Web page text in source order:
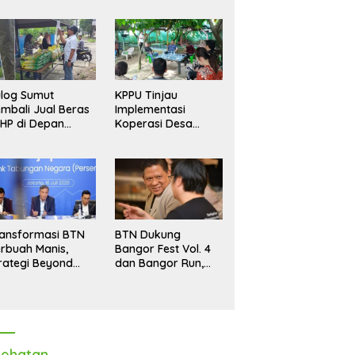
Sumut
Jual Beras
di Depan
Akhir Tahun
KPPU Tinjau
Implementasi
Koperasi Desa
BTN
Manis,
Beyond
BTN Dukung
Bangor Fest Vol. 4
dan Bangor Run,